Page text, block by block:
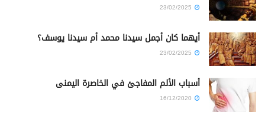
أيهما كان أجمل سيدنا محمد أم سيدنا يوسف؟
أسباب الألم المفاجئ في الخاصرة اليمنى